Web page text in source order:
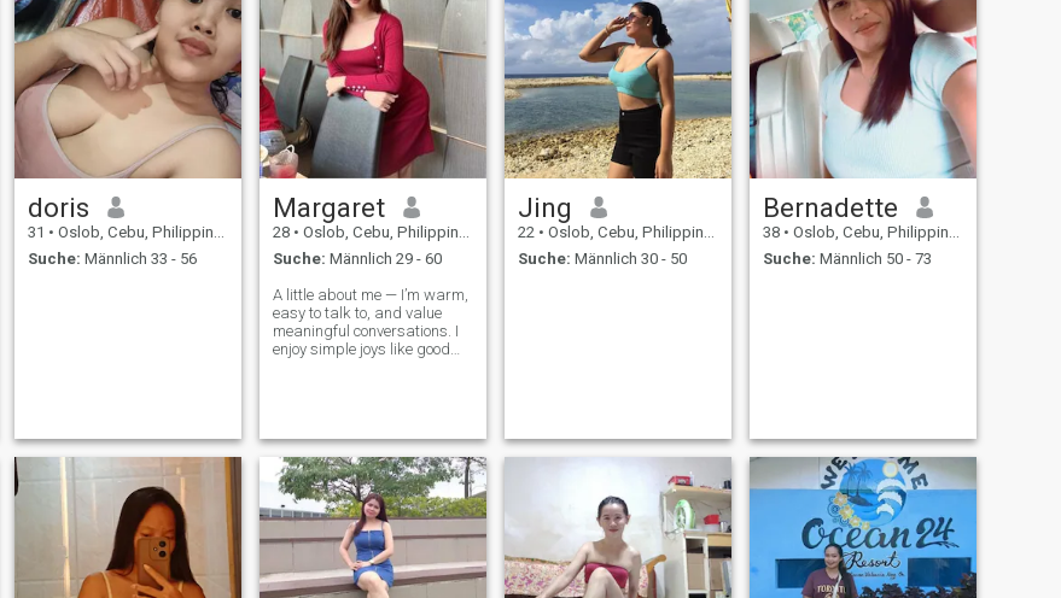
doris
31 • Oslob, Cebu, Philippinen
Suche: Männlich 33 - 56
Margaret
28 • Oslob, Cebu, Philippinen
Suche: Männlich 29 - 60
A little about me — I’m warm,
easy to talk to, and value
meaningful conversations. I
enjoy simple joys like good
a man who leads with
confidence and
Jing
22 • Oslob, Cebu, Philippinen
Suche: Männlich 30 - 50
Bernadette
38 • Oslob, Cebu, Philippinen
Suche: Männlich 50 - 73